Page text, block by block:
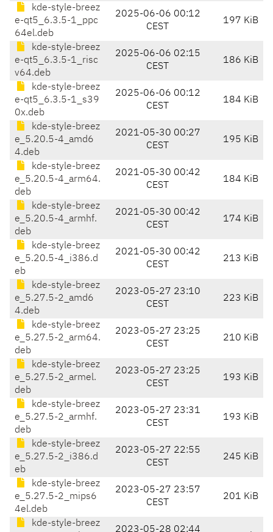
kde-style-breez
e-qt5_6.3.5-1_ppc
64el.deb
2025-06-06 00:12
CEST
197 KiB
kde-style-breez
e-qt5_6.3.5-1_risc
v64.deb
2025-06-06 02:15
CEST
186 KiB
kde-style-breez
e-qt5_6.3.5-1_s39
0x.deb
2025-06-06 00:12
CEST
184 KiB
kde-style-breez
e_5.20.5-4_amd6
4.deb
2021-05-30 00:27
CEST
195 KiB
kde-style-breez
e_5.20.5-4_arm64.
deb
2021-05-30 00:42
CEST
184 KiB
kde-style-breez
e_5.20.5-4_armhf.
deb
2021-05-30 00:42
CEST
174 KiB
kde-style-breez
e_5.20.5-4_i386.d
eb
2021-05-30 00:42
CEST
213 KiB
kde-style-breez
e_5.27.5-2_amd6
4.deb
2023-05-27 23:10
CEST
223 KiB
kde-style-breez
e_5.27.5-2_arm64.
deb
2023-05-27 23:25
CEST
210 KiB
kde-style-breez
e_5.27.5-2_armel.
deb
2023-05-27 23:25
CEST
193 KiB
kde-style-breez
e_5.27.5-2_armhf.
deb
2023-05-27 23:31
CEST
193 KiB
kde-style-breez
e_5.27.5-2_i386.d
eb
2023-05-27 22:55
CEST
245 KiB
kde-style-breez
e_5.27.5-2_mips6
4el.deb
2023-05-27 23:57
CEST
201 KiB
kde-style-breez
2023-05-28 02:44